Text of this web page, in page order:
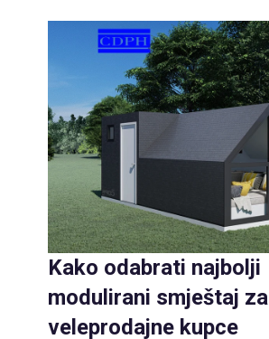
Kako odabrati najbolji
modulirani smještaj za
veleprodajne kupce